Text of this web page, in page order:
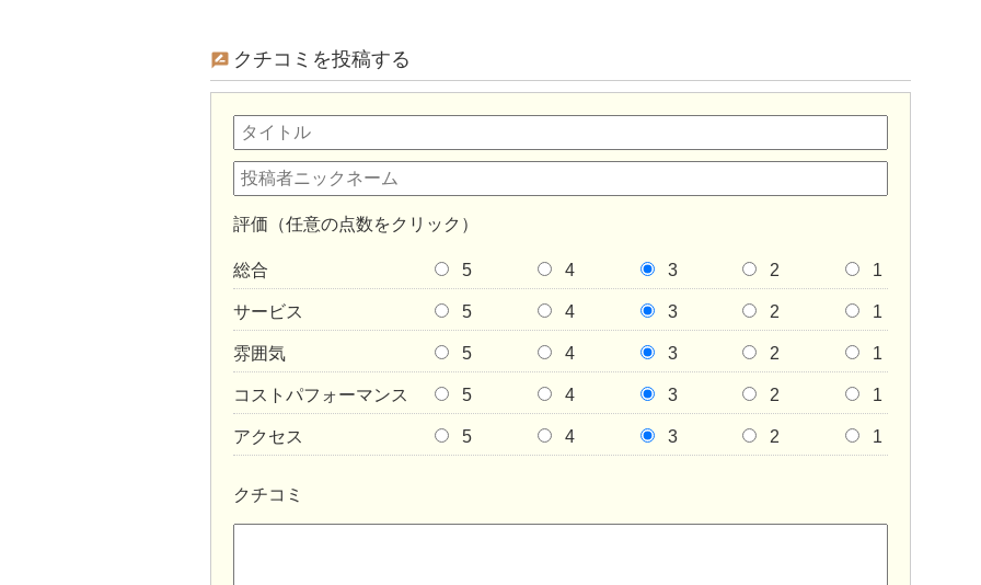
クチコミを投稿する
評価（任意の点数をクリック）
総合 5 4 3 2 1
サービス 5 4 3 2 1
雰囲気 5 4 3 2 1
コストパフォーマンス 5 4 3 2 1
アクセス 5 4 3 2 1
クチコミ